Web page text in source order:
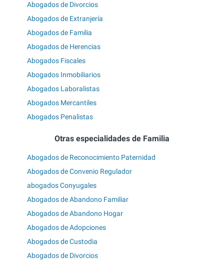
Abogados de Divorcios
Abogados de Extranjería
Abogados de Familia
Abogados de Herencias
Abogados Fiscales
Abogados Inmobiliarios
Abogados Laboralistas
Abogados Mercantiles
Abogados Penalistas
Otras especialidades de Familia
Abogados de Reconocimiento Paternidad
Abogados de Convenio Regulador
abogados Conyugales
Abogados de Abandono Familiar
Abogados de Abandono Hogar
Abogados de Adopciones
Abogados de Custodia
Abogados de Divorcios